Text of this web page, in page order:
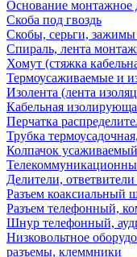
Основание монтажное
Скоба под гвоздь
Скобы, серьги,
Спираль, лента
Хомут (стяжка
Термоусаживаемые и
Изолента (лента
Кабельная
Перчатка
Трубка
Колпачок усаживаемый
Делители,
Разъем коаксиальный
Разъем телефонный,
Шнур телефонный,
Низковольтное
разъемы, клеммники